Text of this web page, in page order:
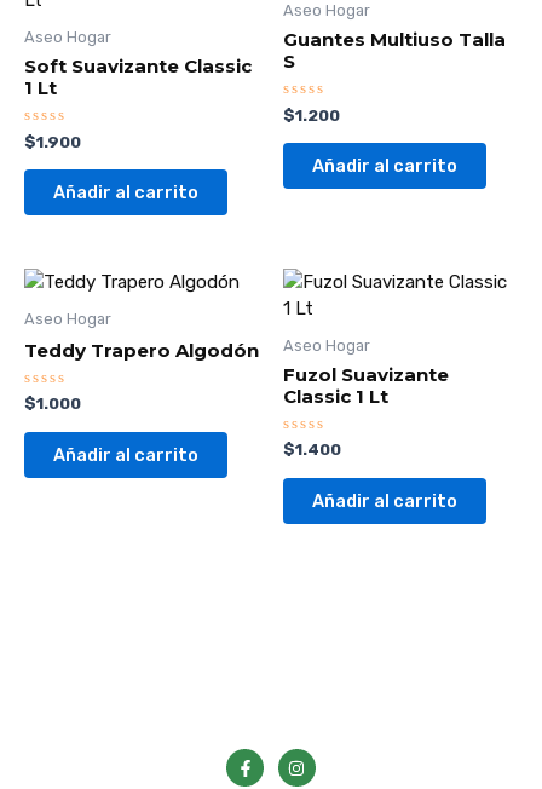
Aseo Hogar
Soft Suavizante Classic
1 Lt
Valorado
con
0
$1.900
Añadir al carrito
Aseo Hogar
Guantes Multiuso Talla
S
Valorado
con
0
$1.200
Añadir al carrito
Aseo Hogar
Teddy Trapero Algodón
Valorado
con
0
$1.000
Añadir al carrito
Aseo Hogar
Fuzol Suavizante
Classic 1 Lt
Valorado
con
0
$1.400
Añadir al carrito
a
c
n
s